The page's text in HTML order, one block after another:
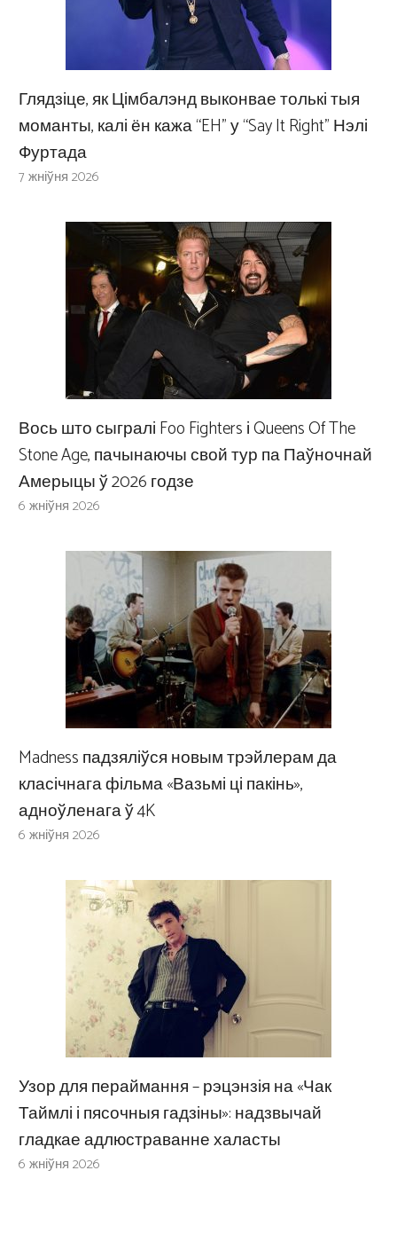
Глядзіце, як Цімбалэнд выконвае толькі тыя
моманты, калі ён кажа “EH” у “Say It Right” Нэлі
Фуртада
7 жніўня 2026
Вось што сыгралі Foo Fighters і Queens Of The
Stone Age, пачынаючы свой тур па Паўночнай
Амерыцы ў 2026 годзе
6 жніўня 2026
Madness падзяліўся новым трэйлерам да
класічнага фільма «Вазьмі ці пакінь»,
адноўленага ў 4K
6 жніўня 2026
Узор для пераймання – рэцэнзія на «Чак
Таймлі і пясочныя гадзіны»: надзвычай
гладкае адлюстраванне халасты
6 жніўня 2026